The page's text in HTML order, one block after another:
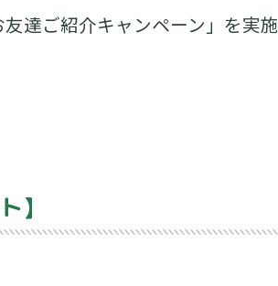
達ご紹介キャンペーン」を実施
】